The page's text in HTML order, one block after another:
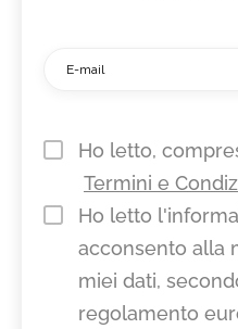
Ho letto,
Termini e
Ho letto
acconsento alla
miei dati,
regolamento